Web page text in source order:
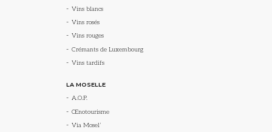
Vins blancs
Vins rosés
Vins rouges
Crémants de Luxembourg
Vins tardifs
LA MOSELLE
A.O.P.
Œnotourisme
Via Mosel’